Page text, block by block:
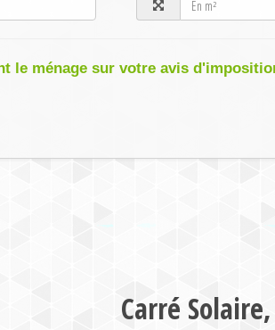
le ménage sur votre avis
Carré Solaire,